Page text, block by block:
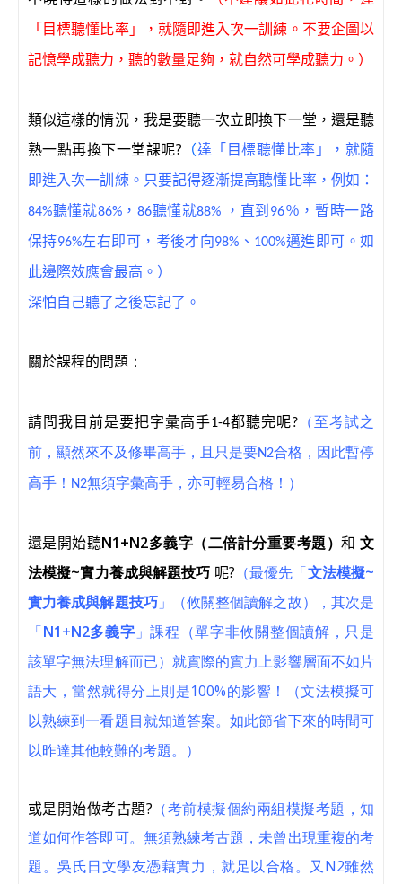
「目標聽懂比率」，就隨即進入次一訓練。不要企圖以
記憶學成聽力，聽的數量足夠，就自然可學成聽力。）
類似這樣的情況，我是要聽一次立即換下一堂，還是聽
熟一點再換下一堂課呢? （達「目標聽懂比率」，就隨
即進入次一訓練。只要記得逐漸提高聽懂比率，例如：
84%聽懂就86%，86聽懂就88% ，直到96％，暫時一路
保持96%左右即可，考後才向98%、100%邁進即可。如
此邊際效應會最高。）
深怕自己聽了之後忘記了。
關於課程的問題 ：
請問我目前是要把字彙高手1-4都聽完呢? （至考試之
前，顯然來不及修畢高手，且只是要N2合格，因此暫停
高手！N2無須字彙高手，亦可輕易合格！）
還是開始聽N1+N2多義字（二倍計分重要考題）和 文
法模擬~實力養成與解題技巧 呢? （最優先「文法模擬~
實力養成與解題技巧」（攸關整個讀解之故），其次是
「N1+N2多義字 」課程（單字非攸關整個讀解，只是
該單字無法理解而已）就實際的實力上影響層面不如片
語大，當然就得分上則是100%的影響！（文法模擬可
以熟練到一看題目就知道答案。如此節省下來的時間可
以昨達其他較難的考題。）
或是開始做考古題? （考前模擬個約兩組模擬考題，知
道如何作答即可。無須熟練考古題，未曾出現重複的考
題。吳氏日文學友憑藉實力，就足以合格。又N2雖然